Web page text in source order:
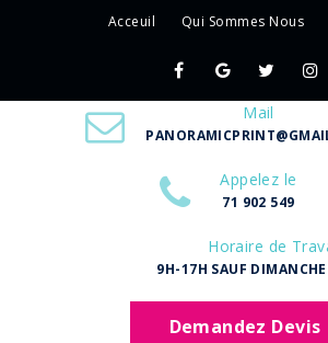
Acceuil Qui Sommes Nous
Mail
Appelez le
71 902 549
Horaire de
9H-17H SAUF DIMANCHE
Demandez Devis